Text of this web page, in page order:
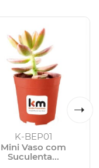
K-BEP01
Mini Vaso com
Suculenta...